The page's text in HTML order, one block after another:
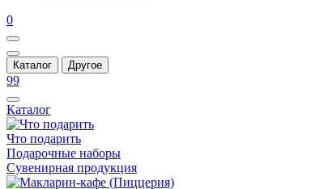
0
Каталог Другое
99
Каталог
Что подарить
Подарочные наборы
Сувенирная продукция